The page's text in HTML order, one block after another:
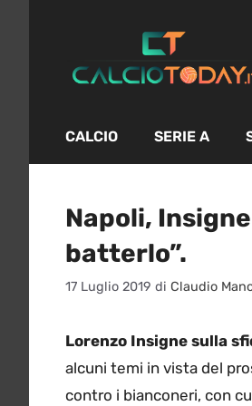
contenuto
CALCIO SERIE A
Napoli,
batterlo”.
17 Luglio 2019 di Claudio
Lorenzo Insigne sulla
alcuni temi in vista del
contro i bianconeri, con